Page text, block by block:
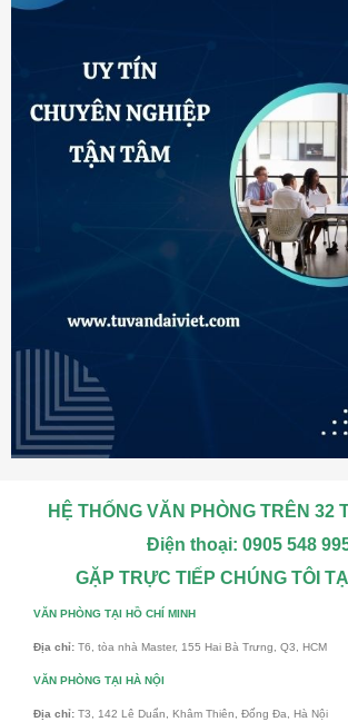
HỆ THỐNG VĂN PHÒNG TRÊN 32
Điện thoại: 0905 548
GẶP TRỰC TIẾP CHÚNG TÔI
VĂN PHÒNG TẠI HỒ CHÍ MINH
Địa chỉ: T6, tòa nhà Master, 155 Hai Bà Trưng, Q3, HCM
VĂN PHÒNG TẠI HÀ NỘI
Địa chỉ: T3, 142 Lê Duẩn, Khâm Thiên, Đống Đa, Hà Nội